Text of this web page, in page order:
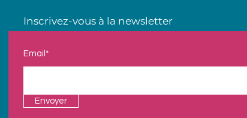
Inscrivez-vous à la newsletter
Email*
Envoyer